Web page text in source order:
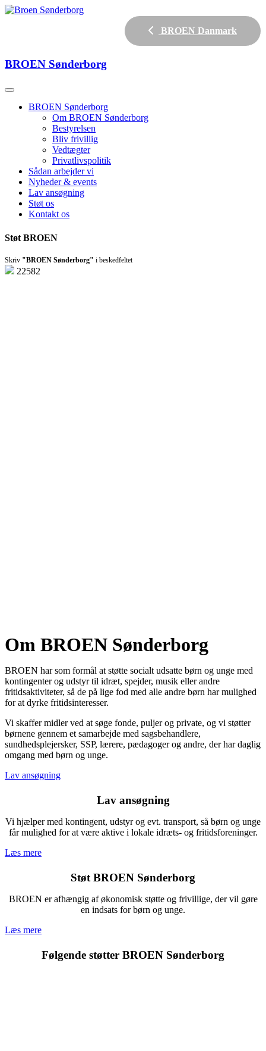
BROEN Danmark
BROEN Sønderborg
BROEN Sønderborg
Om BROEN Sønderborg
Bestyrelsen
Bliv frivillig
Vedtægter
Privatlivspolitik
Sådan arbejder vi
Nyheder & events
Lav ansøgning
Støt os
Kontakt os
Støt BROEN
Skriv "BROEN Sønderborg" i beskedfeltet
22582
Om BROEN Sønderborg
BROEN har som formål at støtte socialt udsatte børn og unge med
kontingenter og udstyr til idræt, spejder, musik eller andre
fritidsaktiviteter, så de på lige fod med alle andre børn har mulighed
for at dyrke fritidsinteresser.
Vi skaffer midler ved at søge fonde, puljer og private, og vi støtter
børnene gennem et samarbejde med sagsbehandlere,
sundhedsplejersker, SSP, lærere, pædagoger og andre, der har daglig
omgang med børn og unge.
Lav ansøgning
Lav ansøgning
Vi hjælper med kontingent, udstyr og evt. transport, så børn og unge
får mulighed for at være aktive i lokale idræts- og fritidsforeninger.
Læs mere
Støt BROEN Sønderborg
BROEN er afhængig af økonomisk støtte og frivillige, der vil gøre
en indsats for børn og unge.
Læs mere
Følgende støtter BROEN Sønderborg